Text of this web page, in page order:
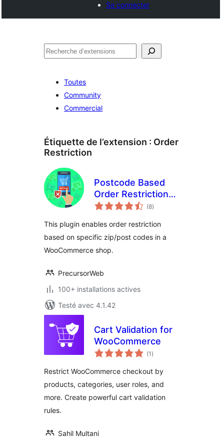
Se connecter
Rechercher
Toutes
Community
Commercial
Étiquette de l’extension : Order
Restriction
Postcode Based
Order Restriction
for WooCommerce
(8notes
en
)
This plugin enables order restriction
based on specific zip/post codes in a
WooCommerce shop.
PrecursorWeb
100+ installations actives
Testé avec 4.1.42
Cart Validation for
WooCommerce
(1 notes
en
)
Restrict WooCommerce checkout by
products, categories, user roles, and
more. Create powerful cart validation
rules.
Sahil Multani